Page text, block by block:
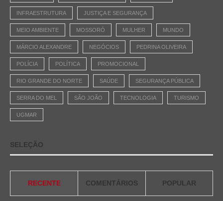
INFRAESTRUTURA JUSTIÇA E SEGURANÇA
MEIO AMBIENTE MOSSORÓ MULHER MUNDO
MÁRCIO ALEXANDRE NEGÓCIOS PEDRINA OLIVEIRA
POLÍCIA POLÍTICA PROMOCIONAL
RIO GRANDE DO NORTE SAÚDE SEGURANÇA PÚBLICA
SERRA DO MEL SÃO JOÃO TECNOLOGIA TURISMO
UGMAR
SELEÇÃO
RECENTE COMENTÁRIOS POPULAR